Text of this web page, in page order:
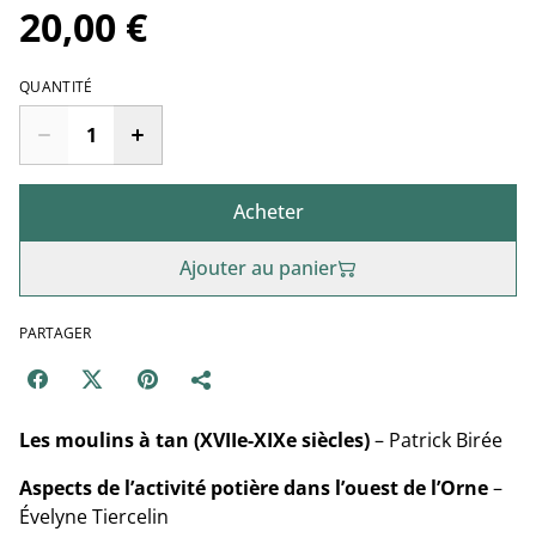
20,00 €
QUANTITÉ
Acheter
Ajouter au panier
PARTAGER
Les moulins à tan (XVIIe-XIXe siècles)– Patrick Birée
Aspects de l’activité potière dans l’ouest de l’Orne–
Évelyne Tiercelin